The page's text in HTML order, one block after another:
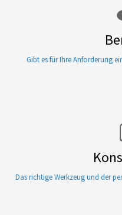
Gibt es für Ihre Anforderung
Das richtige Werkzeug und der